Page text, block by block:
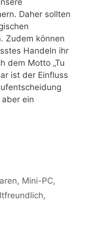
Daher sollten
Zudem können
Handeln ihr
dem Motto „Tu
ist der Einfluss
ein
, Mini-PC,
,